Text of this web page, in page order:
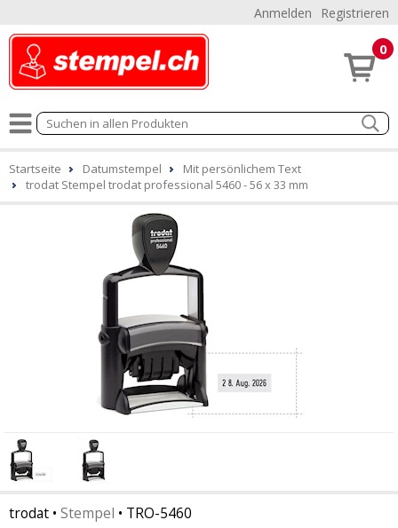
Anmelden Registrieren
0
Startseite Datumstempel
Mit persönlichem Text
trodat Stempel trodat professional 5460 - 56 x 33 mm
trodat • Stempel • TRO-5460